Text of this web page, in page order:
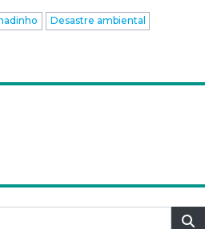
Desastre ambiental
Facebook
no Threads
no WhatsApp
no LinkedIn